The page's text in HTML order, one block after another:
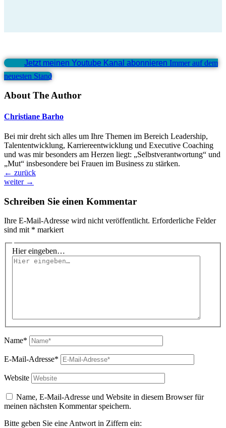
Jetzt meinen Youtube Kanal abonnieren Immer auf dem
neuesten Stand
About The Author
Christiane Barho
Bei mir dreht sich alles um Ihre Themen im Bereich Leadership,
Talententwicklung, Karriereentwicklung und Executive Coaching
und was mir besonders am Herzen liegt: „Selbstverantwortung“ und
„Mut“ insbesondere bei Frauen im Business zu stärken.
← zurück
weiter →
Schreiben Sie einen Kommentar
Ihre E-Mail-Adresse wird nicht veröffentlicht. Erforderliche Felder
sind mit * markiert
Hier eingeben…
Name*
E-Mail-Adresse*
Website
Name, E-Mail-Adresse und Website in diesem Browser für
meinen nächsten Kommentar speichern.
Bitte geben Sie eine Antwort in Ziffern ein: